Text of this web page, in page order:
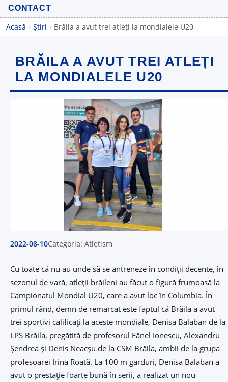
CONTACT
Acasă › Știri › Brăila a avut trei atleți la mondialele U20
BRĂILA A AVUT TREI ATLEȚI
LA MONDIALELE U20
2022-08-10Categoria: Atletism
Cu toate că nu au unde să se antreneze în condiții decente, în
sezonul de vară, atleții brăileni au făcut o figură frumoasă la
Campionatul Mondial U20, care a avut loc în Columbia. În
primul rând, demn de remarcat este faptul că Brăila a avut
trei sportivi calificați la aceste mondiale, Denisa Balaban de la
LPS Brăila, pregătită de profesorul Fănel Ionescu, Alexandru
Șendrea și Denis Neacșu de la CSM Brăila, ambii de la grupa
profesoarei Irina Roată. La 100 m garduri, Denisa Balaban a
avut o prestație foarte bună în serii, a realizat un nou